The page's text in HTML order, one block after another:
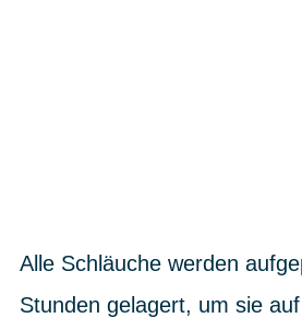
Alle Schläuche werden
Stunden gelagert, um sie